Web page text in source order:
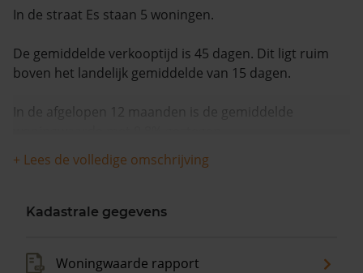
In de straat Es staan 5 woningen.
De gemiddelde verkooptijd is 45 dagen. Dit ligt ruim
boven het landelijk gemiddelde van 15 dagen.
In de afgelopen 12 maanden is de gemiddelde
+ Lees de volledige omschrijving
Kadastrale gegevens
Woningwaarde rapport